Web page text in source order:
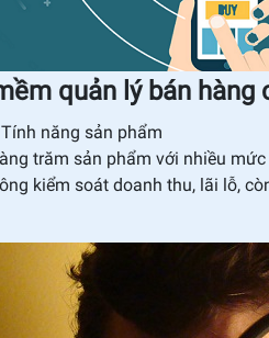
quản lý bán
Tính năng sản phẩm
trăm sản phẩm với nhiều
kiểm soát doanh thu, lãi lỗ,